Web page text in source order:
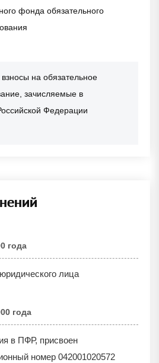
фонда обязательного
на обязательное
зачисляемые в
Федерации
года
лица
года
в ПФР, присвоен
номер 042001020572